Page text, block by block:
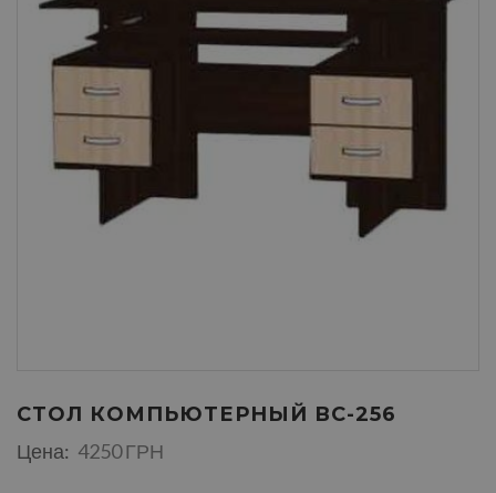
СТОЛ КОМПЬЮТЕРНЫЙ ВС-256
Цена: 4250 ГРН